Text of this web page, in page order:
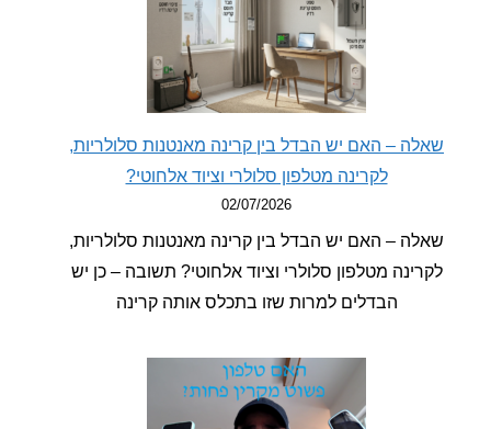
– האם יש הבדל בין קרינה מאנטנות סלולריות,
לקרינה מטלפון סלולרי וציוד אלחוטי?
02/07/2026
– האם יש הבדל בין קרינה מאנטנות סלולריות,
מטלפון סלולרי וציוד אלחוטי? תשובה – כן יש
הבדלים למרות שזו בתכלס אותה קרינה